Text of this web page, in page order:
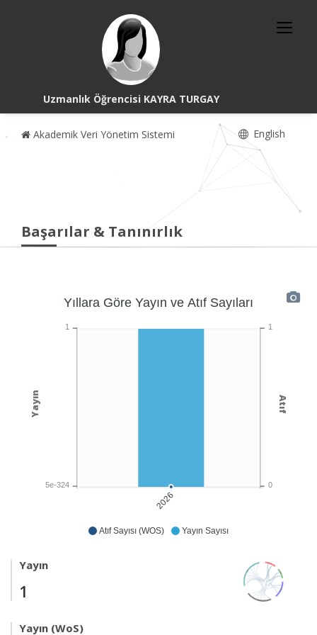
Uzmanlık Öğrencisi KAYRA TURGAY
Akademik Veri Yönetim Sistemi English
Başarılar & Tanınırlık
Atıf Sayısı (WOS) Yayın Sayısı
2026
Yıllara Göre Yayın ve Atıf Sayıları
1
0
Atıf
1
5e-324
Yayın
Yayın
1
Yayın (WoS)